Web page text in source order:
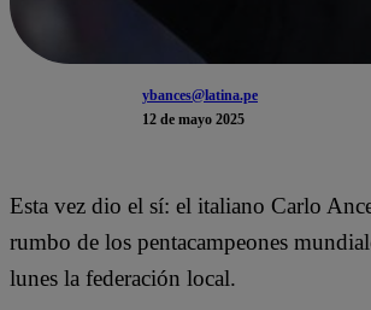
ybances@latina.pe
12 de mayo 2025
Esta vez dio el sí: el italiano Carlo
rumbo de los pentacampeones
lunes la federación local.